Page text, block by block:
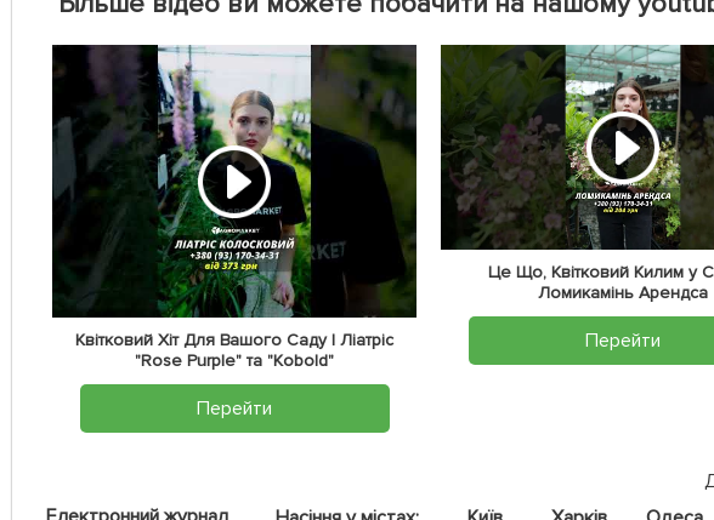
Квітковий Хіт Для Вашого Саду | Ліатріс
"Rose Purple" та "Kobold"
Перейти
Це Що, Квітковий Килим у
Ломикамінь Арендса
Перейти